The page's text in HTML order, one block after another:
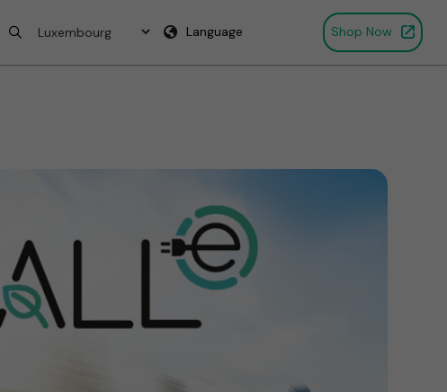
Language Shop Now